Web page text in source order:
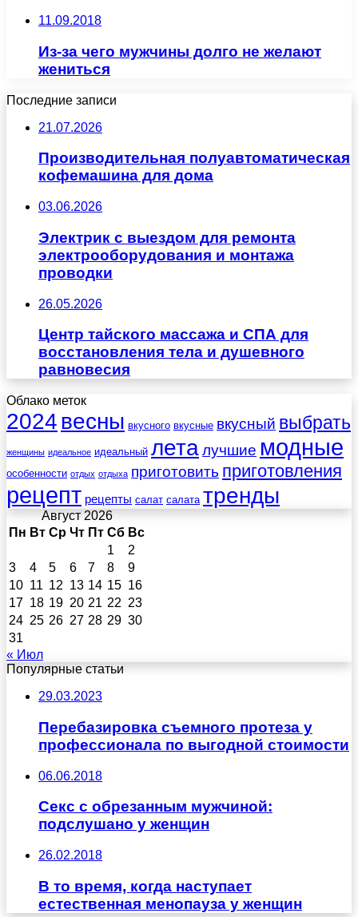
11.09.2018
Из-за чего мужчины долго не желают
жениться
Последние записи
21.07.2026
Производительная полуавтоматическая
кофемашина для дома
03.06.2026
Электрик с выездом для ремонта
электрооборудования и монтажа
проводки
26.05.2026
Центр тайского массажа и СПА для
восстановления тела и душевного
равновесия
Облако меток
2024 весны вкусного вкусные вкусный выбрать
женщины идеальное идеальный леталучшие модные
особенности отдых отдыха приготовить приготовления
рецепт рецепты салат салата тренды
Август 2026
Пн Вт Ср Чт Пт Сб Вс
1
2
3
4 5 6 7 8
9
10 11 12 13 14 15 16
17 18 19 20 21 22 23
24 25 26 27 28 29 30
31
« Июл
Популярные статьи
29.03.2023
Перебазировка съемного протеза у
профессионала по выгодной стоимости
06.06.2018
Секс с обрезанным мужчиной:
подслушано у женщин
26.02.2018
В то время, когда наступает
естественная менопауза у женщин